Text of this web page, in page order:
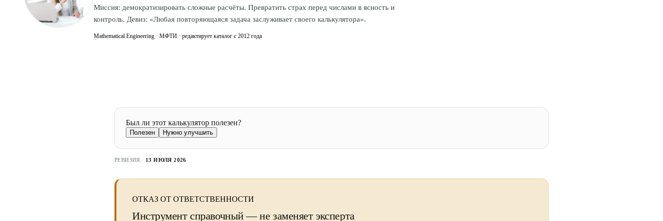
Миссия: демократизировать сложные расчёты. Превратить страх перед числами в ясность и
контроль. Девиз: «Любая повторяющаяся задача заслуживает своего калькулятора».
Mathematical Engineering · МФТИ · редактирует каталог с 2012 года
Был ли этот калькулятор полезен?
Полезен Нужно улучшить
РЕВИЗИЯ · 13 ИЮЛЯ 2026
ОТКАЗ ОТ ОТВЕТСТВЕННОСТИ
Инструмент справочный — не заменяет эксперта